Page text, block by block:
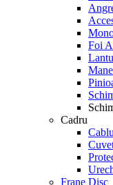
Foi
Cadru
Frane Disc